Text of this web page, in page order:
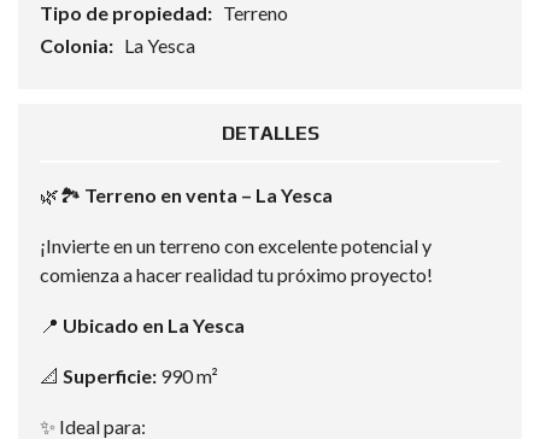
Tipo de propiedad: Terreno
Colonia: La Yesca
DETALLES
🌿🏞️ Terreno en venta – La Yesca
¡Invierte en un terreno con excelente potencial y
comienza a hacer realidad tu próximo proyecto!
📍 Ubicado en La Yesca
📐 Superficie: 990 m²
✨ Ideal para: